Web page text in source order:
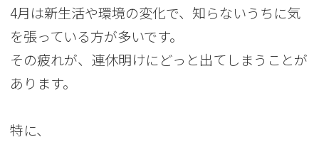
4月は新生活や環境の変化で、知らないうちに気
を張っている方が多いです。
その疲れが、連休明けにどっと出てしまうことが
あります。
特に、